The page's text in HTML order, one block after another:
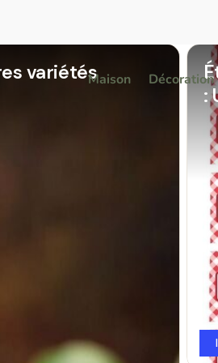
Maison Décoration
variétés
: